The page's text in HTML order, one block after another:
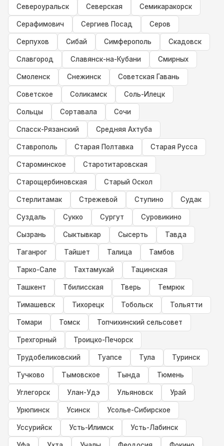
Североуральск Северская Семикаракорск
Серафимович Сергиев Посад Серов
Серпухов Сибай Симферополь Скадовск
Славгород Славянск-на-Кубани Смирных
Смоленск Снежинск Советская Гавань
Советское Соликамск Соль-Илецк
Сольцы Сортавала Сочи
Спасск-Рязанский Средняя Ахтуба
Ставрополь Старая Полтавка Старая Русса
Староминское Старотитаровская
Старощербиновская Старый Оскол
Стерлитамак Стрежевой Ступино Судак
Суздаль Сукко Сургут Суровикино
Сызрань Сыктывкар Сысерть Тавда
Таганрог Тайшет Талица Тамбов
Тарко-Сале Тахтамукай Тацинская
Ташкент Тбилисская Тверь Темрюк
Тимашевск Тихорецк Тобольск Тольятти
Томари Томск Топчихинский сельсовет
Трехгорный Троицко-Печорск
Трудобеликовский Туапсе Тула Туринск
Тучково Тымовское Тында Тюмень
Углегорск Улан-Удэ Ульяновск Урай
Урюпинск Усинск Усолье-Сибирское
Уссурийск Усть-Илимск Усть-Лабинск